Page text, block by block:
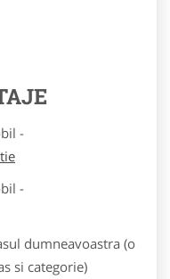
-
-
dumneavoastra (o
si categorie)